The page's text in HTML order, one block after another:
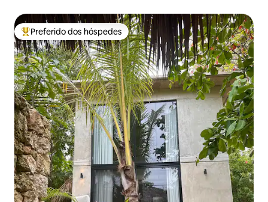
Entre os melhores preferidos dos hóspedes
Preferido dos hóspedes